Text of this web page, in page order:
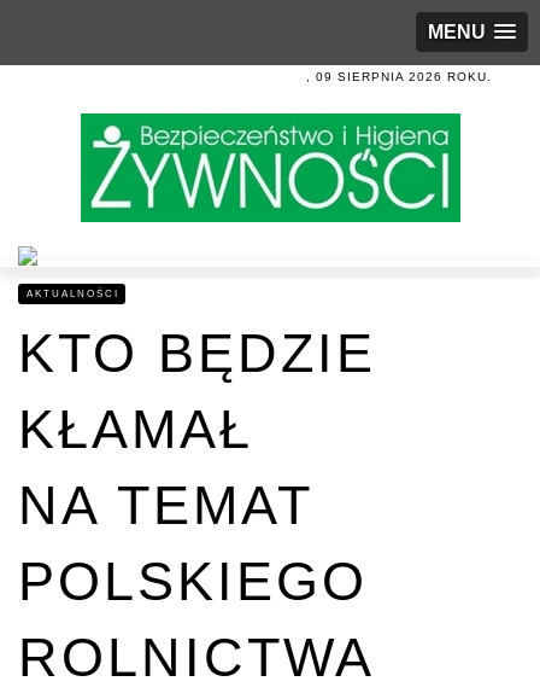
MENU
, 09 SIERPNIA 2026 ROKU.
AKTUALNOŚCI
KTO BĘDZIE
KŁAMAŁ
NA TEMAT
POLSKIEGO
ROLNICTWA